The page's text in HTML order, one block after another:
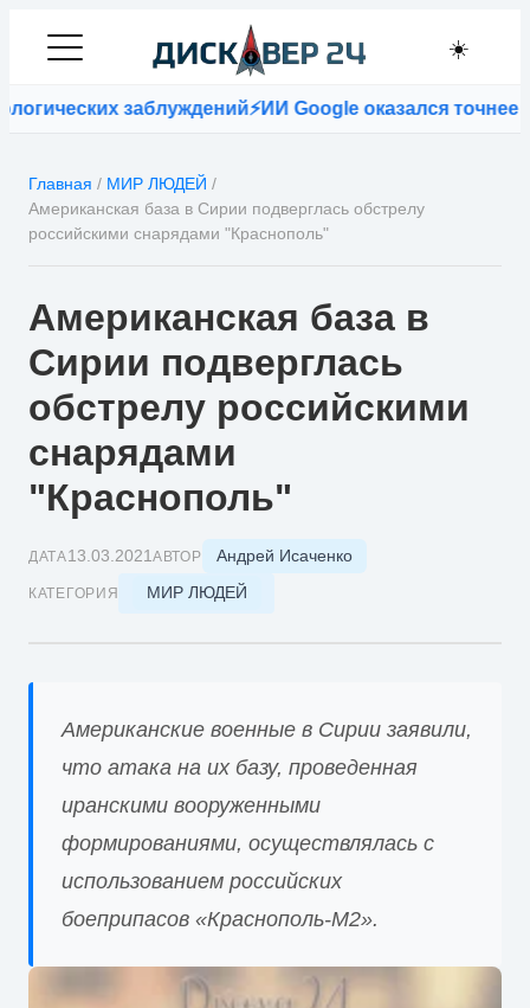
☀️
заблуждений⚡ИИ Google оказался точнее
Главная / МИР ЛЮДЕЙ /
Американская база в Сирии подверглась обстрелу
российскими снарядами "Краснополь"
Американская база в
Сирии подверглась
обстрелу российскими
снарядами
"Краснополь"
ДАТА13.03.2021 АВТОР Андрей Исаченко
КАТЕГОРИЯ МИР ЛЮДЕЙ
Американские военные в Сирии заявили,
что атака на их базу, проведенная
иранскими вооруженными
формированиями, осуществлялась с
использованием российских
боеприпасов «Краснополь-М2».